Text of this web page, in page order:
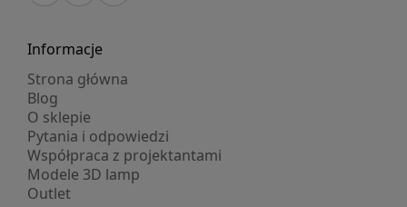
Informacje
Strona główna
Blog
O sklepie
Pytania i odpowiedzi
Współpraca z projektantami
Modele 3D lamp
Outlet